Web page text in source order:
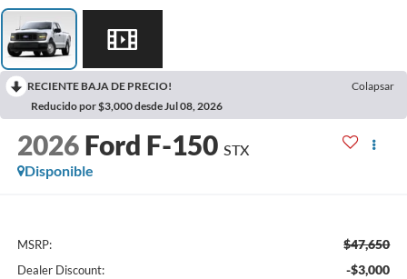
RECIENTE BAJA DE PRECIO!
Colapsar
Reducido por $3,000 desde Jul 08, 2026
2026 Ford F-150 STX
Disponible
MSRP: $47,650
Dealer Discount: -$3,000